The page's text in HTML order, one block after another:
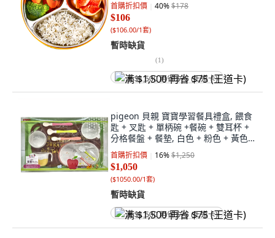
首購折扣價 40%$178
$106
($106.00/1套)
暫時缺貨
(1)
满 $1,500 再省 $75 (王道卡)
pigeon 貝親 寶寶學習餐具禮盒, 餵食
匙 + 叉匙 + 單柄碗 +餐碗 + 雙耳杯 +
分格餐盤 + 餐墊, 白色 + 粉色 + 黃色,
1盒
首購折扣價 16%$1,250
$1,050
($1050.00/1套)
暫時缺貨
满 $1,500 再省 $75 (王道卡)